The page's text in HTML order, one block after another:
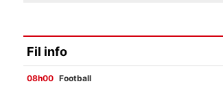
Fil info
08h00 Football